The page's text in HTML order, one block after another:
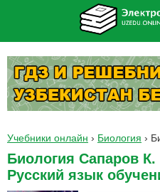
Учебники онлайн › Биология ›
Биология Сапаров К.
Русский язык